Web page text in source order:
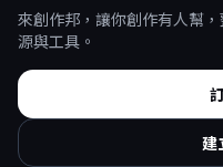
來創作邦，讓你創作有人幫
源與工具。
建